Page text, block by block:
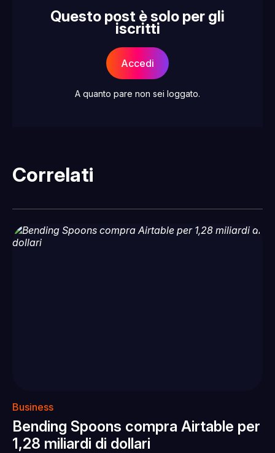
Questo post è solo per gli
iscritti
Accedi
A quanto pare non sei loggato.
Correlati
Business
Bending Spoons compra Airtable per
1,28 miliardi di dollari